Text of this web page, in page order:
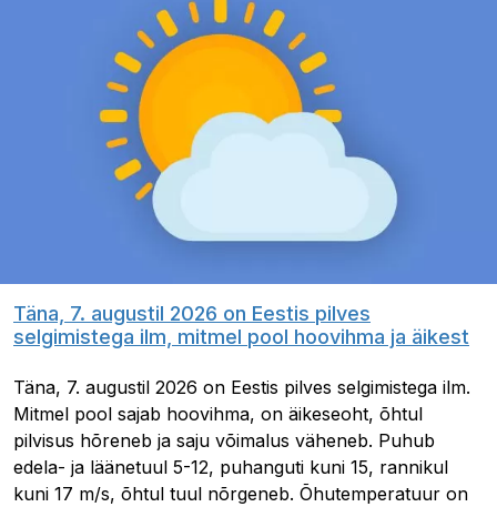
Täna, 7. augustil 2026 on Eestis pilves
selgimistega ilm, mitmel pool hoovihma ja äikest
Täna, 7. augustil 2026 on Eestis pilves selgimistega ilm.
Mitmel pool sajab hoovihma, on äikeseoht, õhtul
pilvisus hõreneb ja saju võimalus väheneb. Puhub
edela- ja läänetuul 5-12, puhanguti kuni 15, rannikul
kuni 17 m/s, õhtul tuul nõrgeneb. Õhutemperatuur on